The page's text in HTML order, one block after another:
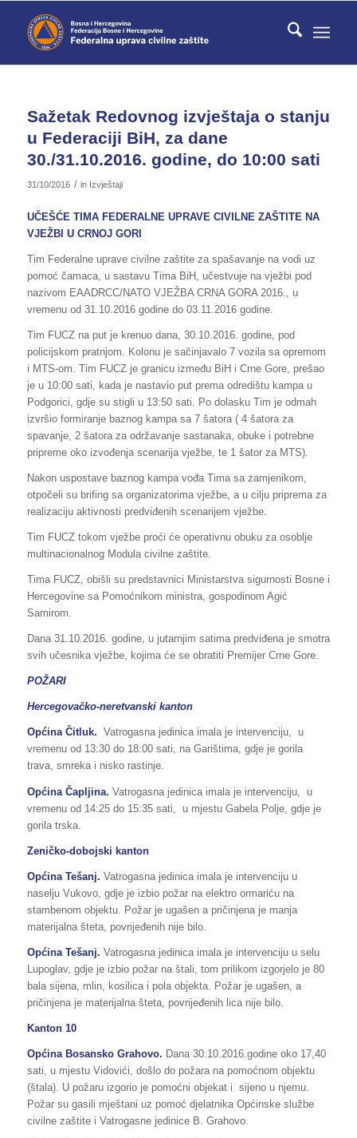
Sažetak Redovnog izvještaja o stanju
u Federaciji BiH, za dane
30./31.10.2016. godine, do 10:00 sati
31/10/2016 / in Izvještaji
UČEŠĆE TIMA FEDERALNE UPRAVE CIVILNE ZAŠTITE NA
VJEŽBI U CRNOJ GORI
Tim Federalne uprave civilne zaštite za spašavanje na vodi uz
pomoć čamaca, u sastavu Tima BiH, učestvuje na vježbi pod
nazivom EAADRCC/NATO VJEŽBA CRNA GORA 2016., u
vremenu od 31.10.2016 godine do 03.11.2016 godine.
Tim FUCZ na put je krenuo dana, 30.10.2016. godine, pod
policijskom pratnjom. Kolonu je sačinjavalo 7 vozila sa opremom
i MTS-om. Tim FUCZ je granicu između BiH i Crne Gore, prešao
je u 10:00 sati, kada je nastavio put prema odredištu kampa u
Podgorici, gdje su stigli u 13:50 sati. Po dolasku Tim je odmah
izvršio formiranje baznog kampa sa 7 šatora ( 4 šatora za
spavanje, 2 šatora za održavanje sastanaka, obuke i potrebne
pripreme oko izvođenja scenarija vježbe, te 1 šator za MTS).
Nakon uspostave baznog kampa vođa Tima sa zamjenikom,
otpočeli su brifing sa organizatorima vježbe, a u cilju priprema za
realizaciju aktivnosti predviđenih scenarijem vježbe.
Tim FUCZ tokom vježbe proći će operativnu obuku za osoblje
multinacionalnog Modula civilne zaštite.
Tima FUCZ, obišli su predstavnici Ministarstva sigurnosti Bosne i
Hercegovine sa Pomoćnikom ministra, gospodinom Agić
Samirom.
Dana 31.10.2016. godine, u jutarnjim satima predviđena je smotra
svih učesnika vježbe, kojima će se obratiti Premijer Crne Gore.
POŽARI
Hercegovačko-neretvanski kanton
Općina Čitluk. Vatrogasna jedinica imala je intervenciju, u
vremenu od 13:30 do 18:00 sati, na Garištima, gdje je gorila
trava, smreka i nisko rastinje.
Općina Čapljina. Vatrogasna jedinica imala je intervenciju, u
vremenu od 14:25 do 15:35 sati, u mjestu Gabela Polje, gdje je
gorila trska.
Zeničko-dobojski kanton
Općina Tešanj. Vatrogasna jedinica imala je intervenciju u
naselju Vukovo, gdje je izbio požar na elektro ormariću na
stambenom objektu. Požar je ugašen a pričinjena je manja
materijalna šteta, povrijeđenih nije bilo.
Općina Tešanj. Vatrogasna jedinica imala je intervenciju u selu
Lupoglav, gdje je izbio požar na štali, tom prilikom izgorjelo je 80
bala sijena, mlin, kosilica i pola objekta. Požar je ugašen, a
pričinjena je materijalna šteta, povrijeđenih lica nije bilo.
Kanton 10
Općina Bosansko Grahovo. Dana 30.10.2016.godine oko 17,40
sati, u mjestu Vidovići, došlo do požara na pomoćnom objektu
(štala). U požaru izgorio je pomoćni objekat i sijeno u njemu.
Požar su gasili mještani uz pomoć djelatnika Općinske službe
civilne zaštite i Vatrogasne jedinice B. Grahovo.